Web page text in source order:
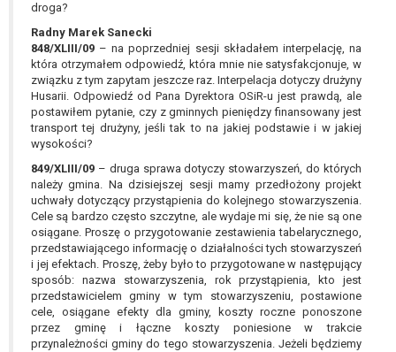
droga?
Radny Marek Sanecki
848/XLIII/09 – na poprzedniej sesji składałem interpelację, na
która otrzymałem odpowiedź, która mnie nie satysfakcjonuje, w
związku z tym zapytam jeszcze raz. Interpelacja dotyczy drużyny
Husarii. Odpowiedź od Pana Dyrektora OSiR-u jest prawdą, ale
postawiłem pytanie, czy z gminnych pieniędzy finansowany jest
transport tej drużyny, jeśli tak to na jakiej podstawie i w jakiej
wysokości?
849/XLIII/09 – druga sprawa dotyczy stowarzyszeń, do których
należy gmina. Na dzisiejszej sesji mamy przedłożony projekt
uchwały dotyczący przystąpienia do kolejnego stowarzyszenia.
Cele są bardzo często szczytne, ale wydaje mi się, że nie są one
osiągane. Proszę o przygotowanie zestawienia tabelarycznego,
przedstawiającego informację o działalności tych stowarzyszeń
i jej efektach. Proszę, żeby było to przygotowane w następujący
sposób: nazwa stowarzyszenia, rok przystąpienia, kto jest
przedstawicielem gminy w tym stowarzyszeniu, postawione
cele, osiągane efekty dla gminy, koszty roczne ponoszone
przez gminę i łączne koszty poniesione w trakcie
przynależności gminy do tego stowarzyszenia. Jeżeli będziemy